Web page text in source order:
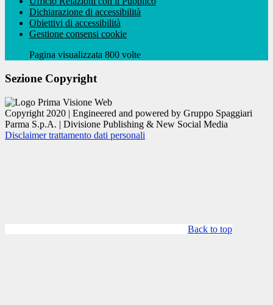
Dichiarazione di accessibilità
Obiettivi di accessibilità
Gestione consensi cookie
Pagina visualizzata 800 volte
Sezione Copyright
Copyright 2020 | Engineered and powered by Gruppo Spaggiari
Parma S.p.A. | Divisione Publishing & New Social Media
Disclaimer trattamento dati personali
Back to top